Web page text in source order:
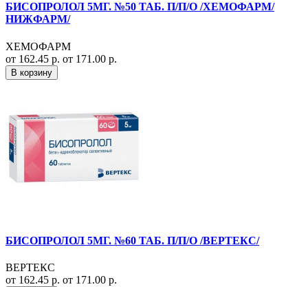
БИСОПРОЛОЛ 5МГ. №50 ТАБ. П/П/О /ХЕМОФАРМ/
НИЖФАРМ/
ХЕМОФАРМ
от 162.45 р. от 171.00 р.
В корзину
БИСОПРОЛОЛ 5МГ. №60 ТАБ. П/П/О /ВЕРТЕКС/
ВЕРТЕКС
от 162.45 р. от 171.00 р.